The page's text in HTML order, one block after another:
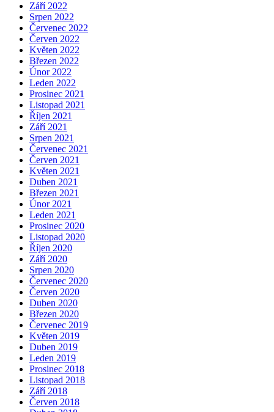
Září 2022
Srpen 2022
Červenec 2022
Červen 2022
Květen 2022
Březen 2022
Únor 2022
Leden 2022
Prosinec 2021
Listopad 2021
Říjen 2021
Září 2021
Srpen 2021
Červenec 2021
Červen 2021
Květen 2021
Duben 2021
Březen 2021
Únor 2021
Leden 2021
Prosinec 2020
Listopad 2020
Říjen 2020
Září 2020
Srpen 2020
Červenec 2020
Červen 2020
Duben 2020
Březen 2020
Červenec 2019
Květen 2019
Duben 2019
Leden 2019
Prosinec 2018
Listopad 2018
Září 2018
Červen 2018